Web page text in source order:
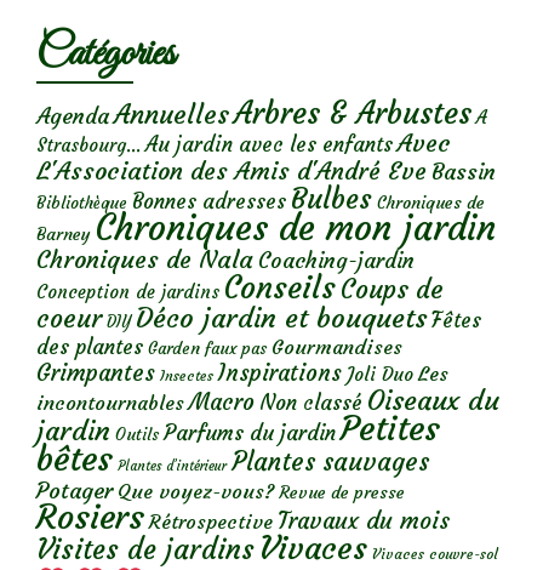
Catégories
AgendaAnnuellesArbres & Arbustes A
Strasbourg... Au jardin avec les enfantsAvec
L'Association des Amis d'André Eve Bassin
Bibliothèque Bonnes adresses Bulbes Chroniques de
Barney Chroniques de mon jardin
Chroniques de Nala Coaching-jardin
Conception de jardins ConseilsCoups de
coeur DIY Déco jardin et bouquetsFêtes
des plantes Garden faux pas Gourmandises
Grimpantes Insectes Inspirations Joli Duo Les
incontournables Macro Non classé Oiseaux du
jardin Outils Parfums du jardinPetites
bêtes Plantes d’intérieur Plantes sauvages
Potager Que voyez-vous? Revue de presse
Rosiers Rétrospective Travaux du mois
Visites de jardins Vivaces Vivaces couvre-sol